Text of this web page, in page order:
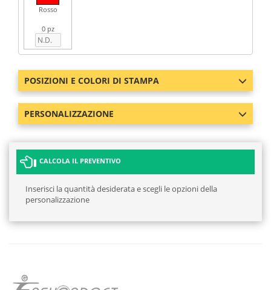
Rosso
0 pz
POSIZIONI E COLORI DI STAMPA
PERSONALIZZAZIONE
CALCOLA IL PREVENTIVO
Inserisci la quantità desiderata e scegli le opzioni della
personalizzazione